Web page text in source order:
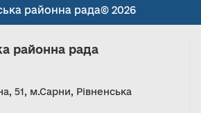
районна рада© 2026
районна рада
51, м.Сарни, Рівненська